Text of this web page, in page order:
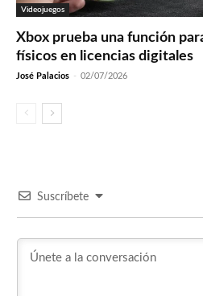
Videojuegos
Xbox prueba una función
físicos en licencias digitales
José Palacios - 02/07/2026
Suscríbete